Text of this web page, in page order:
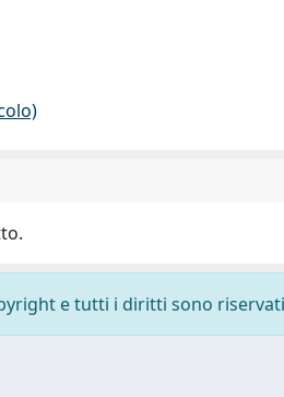
e tutti i diritti sono